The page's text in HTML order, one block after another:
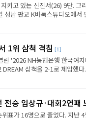
키고 있는 신진서(26) 9단.
성남 판교 K바둑스튜디오에서
1위 삼척 격침 [1]
린 '2026 NH농협은행 한국여
삼척을 2-1로 제압했
승 임상규·대회2연
표가 16명으로 줄었다. 지난